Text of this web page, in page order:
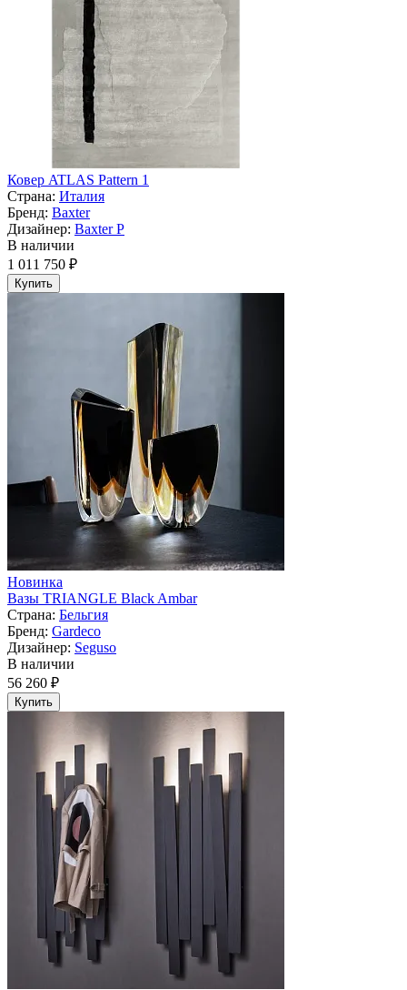
Ковер ATLAS Pattern 1
Страна: Италия
Бренд: Baxter
Дизайнер: Baxter P
В наличии
1 011 750 ₽
Купить
Новинка
Вазы TRIANGLE Black Ambar
Страна: Бельгия
Бренд: Gardeco
Дизайнер: Seguso
В наличии
56 260 ₽
Купить